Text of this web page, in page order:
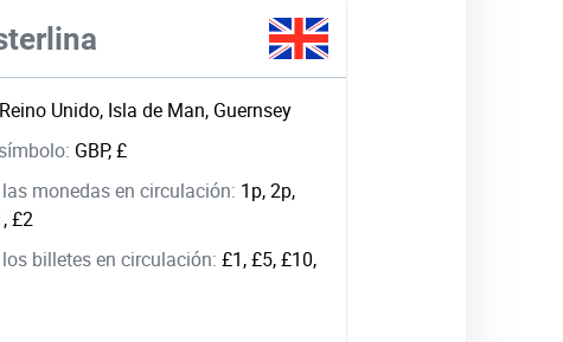
Reino Unido, Isla de Man, Guernsey
GBP, £
monedas en circulación: 1p, 2p,
£2
billetes en circulación:£1, £5, £10,